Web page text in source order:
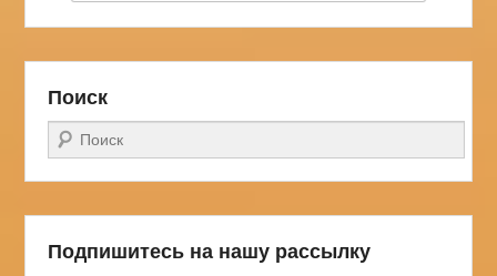
Поиск
Поиск
Подпишитесь на нашу рассылку